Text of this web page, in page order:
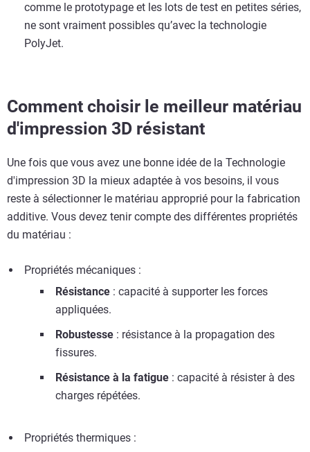
comme le prototypage et les lots de test en petites séries,
ne sont vraiment possibles qu’avec la technologie
PolyJet.
Comment choisir le meilleur matériau
d'impression 3D résistant
Une fois que vous avez une bonne idée de la Technologie
d'impression 3D la mieux adaptée à vos besoins, il vous
reste à sélectionner le matériau approprié pour la fabrication
additive. Vous devez tenir compte des différentes propriétés
du matériau :
Propriétés mécaniques :
Résistance : capacité à supporter les forces
appliquées.
Robustesse : résistance à la propagation des
fissures.
Résistance à la fatigue : capacité à résister à des
charges répétées.
Propriétés thermiques :